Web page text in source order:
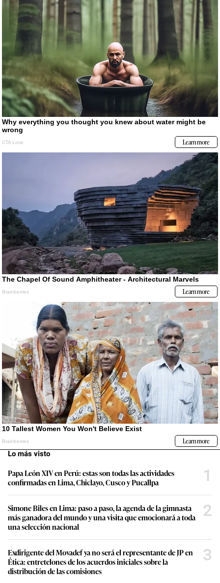
Lo más visto
Papa León XIV en Perú: estas son todas las actividades
confirmadas en Lima, Chiclayo, Cusco y Pucallpa
1
Simone Biles en Lima: paso a paso, la agenda de la gimnasta
más ganadora del mundo y una visita que emocionará a toda
una selección nacional
2
Exdirigente del Movadef ya no será el representante de JP en
Ética: entretelones de los acuerdos iniciales sobre la
distribución de las comisiones
3